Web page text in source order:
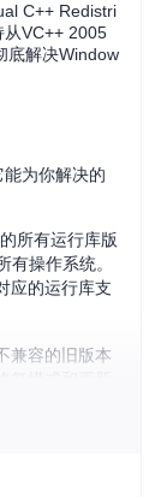
C++ Redistri
VC++ 2005
底解决Window
为你解决的
所有运行库版
操作系统。
应的运行库支
兼容的旧版本